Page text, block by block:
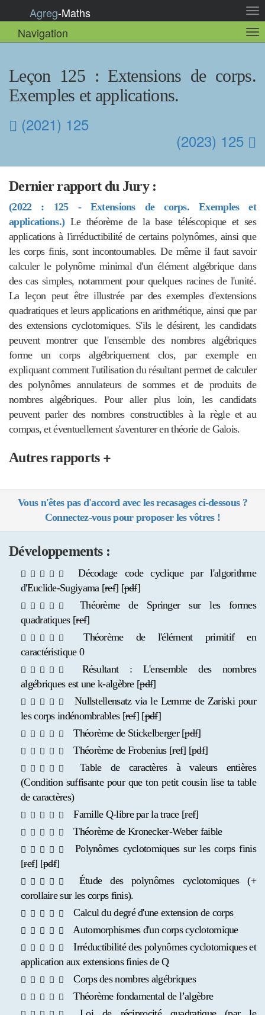
la
Agreg-Maths
Navigation
la
Leçon 125 : Extensions de corps.
Exemples et applications.
(2021) 125
(2023) 125
Dernier rapport du Jury :
(2022 : 125 - Extensions de corps. Exemples et
applications.)Le théorème de la base téléscopique et ses
applications à l'irréductibilité de certains polynômes, ainsi que
les corps finis, sont incontournables. De même il faut savoir
calculer le polynôme minimal d'un élément algébrique dans
des cas simples, notamment pour quelques racines de l'unité.
La leçon peut être illustrée par des exemples d'extensions
quadratiques et leurs applications en arithmétique, ainsi que par
des extensions cyclotomiques. S'ils le désirent, les candidats
peuvent montrer que l'ensemble des nombres algébriques
forme un corps algébriquement clos, par exemple en
expliquant comment l'utilisation du résultant permet de calculer
des polynômes annulateurs de sommes et de produits de
nombres algébriques. Pour aller plus loin, les candidats
peuvent parler des nombres constructibles à la règle et au
compas, et éventuellement s'aventurer en théorie de Galois.
Autres rapports +
Vous n'êtes pas d'accord avec les recasages ci-dessous ?
Connectez-vous pour proposer les vôtres !
Développements :
Décodage code cyclique par l'algorithme
d'Euclide-Sugiyama [ref] [pdf]
Théorème de Springer sur les formes
quadratiques [ref]
Théorème de l'élément primitif en
caractéristique 0
Résultant : L'ensemble des nombres
algébriques est une k-algèbre [pdf]
Nullstellensatz via le Lemme de Zariski pour
les corps indénombrables [ref] [pdf]
Théorème de Stickelberger [pdf]
Théorème de Frobenius [ref] [pdf]
Table de caractères à valeurs entières
(Condition suffisante pour que ton petit cousin lise ta table
de caractères)
Famille Q-libre par la trace [ref]
Théorème de Kronecker-Weber faible
Polynômes cyclotomiques sur les corps finis
[ref] [pdf]
Étude des polynômes cyclotomiques (+
corollaire sur les corps finis).
Calcul du degré d'une extension de corps
Automorphismes d'un corps cyclotomique
Irréductibilité des polynômes cyclotomiques et
application aux extensions finies de Q
Corps des nombres algébriques
Théorème fondamental de l’algèbre